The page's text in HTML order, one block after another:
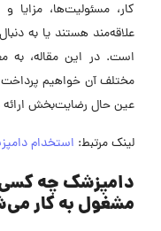
کار، مسئولیت‌ها،
علاقه‌مند هستند یا به
است. در این مقاله، به
مختلف آن خواهیم پرداخت
عین حال رضایت‌بخش
لینک مرتبط: استخدام
دامپزشک چه
مشغول به کار